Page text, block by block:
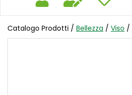
Catalogo Prodotti / Bellezza / Viso /